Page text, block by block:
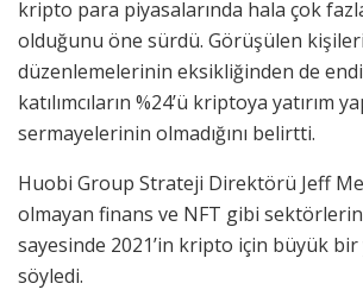
kripto para piyasalarında hala çok
olduğunu öne sürdü. Görüşülen
düzenlemelerinin eksikliğinden de
katılımcıların %24’ü kriptoya yatırım
sermayelerinin olmadığını belirtti.
Huobi Group Strateji Direktörü Jeff
olmayan finans ve NFT gibi
sayesinde 2021’in kripto için büyük bir
söyledi.